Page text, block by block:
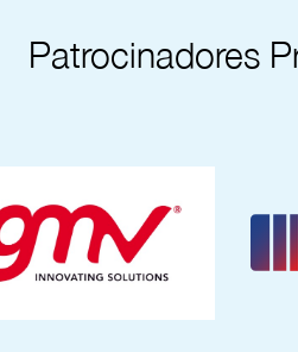
Patrocinadores